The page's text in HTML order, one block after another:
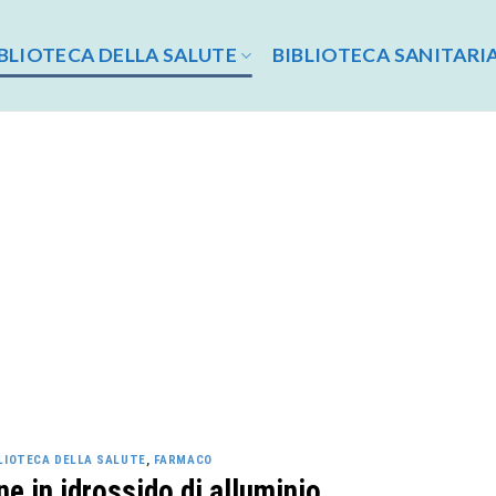
DELLA SALUTE BIBLIOTECA
DELLA SALUTE, FARMACO